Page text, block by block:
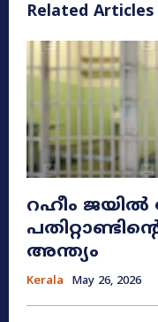
Related Articles
റഹീം ജയിൽ
അന്ത്യം
Kerala May 26, 2026